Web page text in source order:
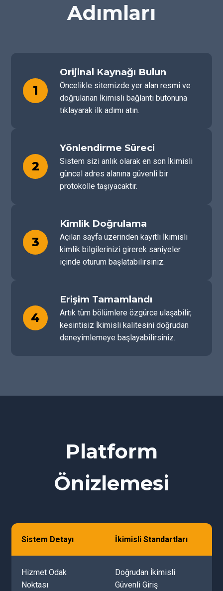
Adımları
1
Orijinal Kaynağı Bulun
Öncelikle sitemizde yer alan resmi ve
doğrulanan İkimisli bağlantı butonuna
tıklayarak ilk adımı atın.
2
Yönlendirme Süreci
Sistem sizi anlık olarak en son İkimisli
güncel adres alanına güvenli bir
protokolle taşıyacaktır.
3
Kimlik Doğrulama
Açılan sayfa üzerinden kayıtlı İkimisli
kimlik bilgilerinizi girerek saniyeler
içinde oturum başlatabilirsiniz.
4
Erişim Tamamlandı
Artık tüm bölümlere özgürce ulaşabilir,
kesintisiz İkimisli kalitesini doğrudan
deneyimlemeye başlayabilirsiniz.
Platform
Önizlemesi
Sistem Detayı İkimisli Standartları
Hizmet Odak
Noktası
Doğrudan İkimisli
Güvenli Giriş